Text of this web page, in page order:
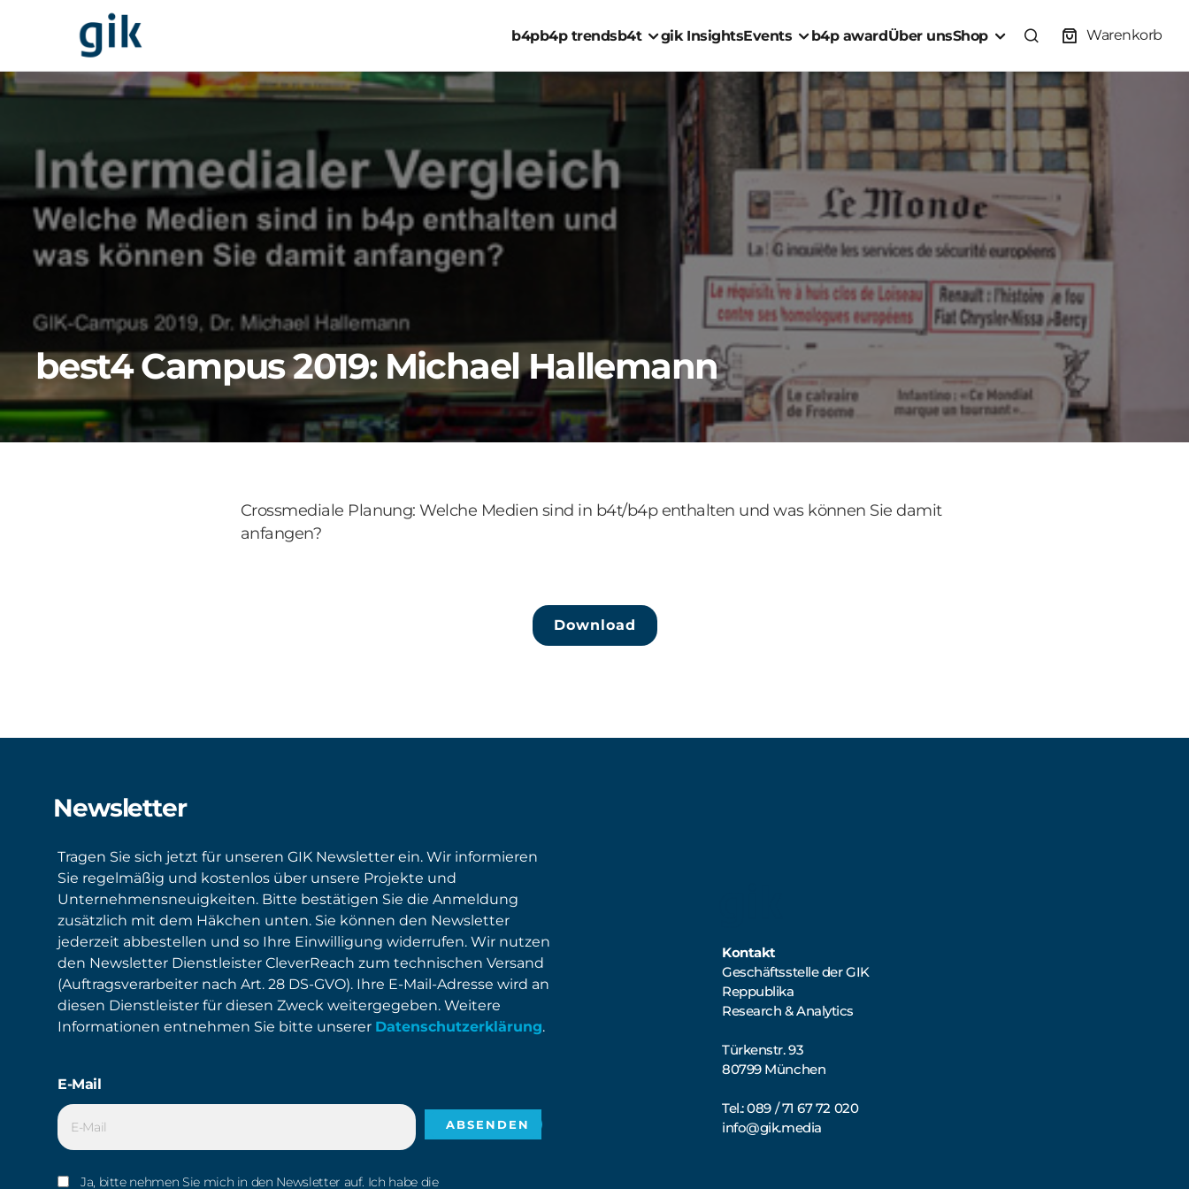
b4pb4p trendsb4t gik InsightsEvents b4p awardÜber unsShop Warenkorb
best4 Campus 2019: Michael Hallemann
Crossmediale Planung: Welche Medien sind in b4t/b4p enthalten und was können Sie damit
anfangen?
Download
Newsletter
Tragen Sie sich jetzt für unseren GIK Newsletter ein. Wir informieren
Sie regelmäßig und kostenlos über unsere Projekte und
Unternehmensneuigkeiten. Bitte bestätigen Sie die Anmeldung
zusätzlich mit dem Häkchen unten. Sie können den Newsletter
jederzeit abbestellen und so Ihre Einwilligung widerrufen. Wir nutzen
den Newsletter Dienstleister CleverReach zum technischen Versand
(Auftragsverarbeiter nach Art. 28 DS-GVO). Ihre E-Mail-Adresse wird an
diesen Dienstleister für diesen Zweck weitergegeben. Weitere
Informationen entnehmen Sie bitte unserer Datenschutzerklärung.
E-Mail
Ja, bitte nehmen Sie mich in den Newsletter auf. Ich habe die
Kontakt
Geschäftsstelle der GIK
Reppublika
Research & Analytics
Türkenstr. 93
80799 München
Tel.: 089 / 71 67 72 020
info@gik.media